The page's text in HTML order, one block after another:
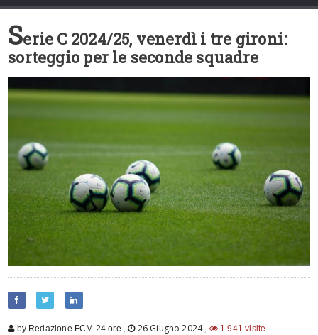
Serie C 2024/25, venerdì i tre gironi:
sorteggio per le seconde squadre
by Redazione FCM 24 ore , 26 Giugno 2024, 1.941 visite